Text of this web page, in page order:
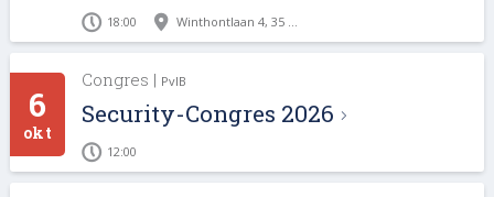
2017-04/070616-presentatie-renato-kuiper.pdf
18:00 Winthontlaan 4, 35 ...
6
okt
Congres | PvIB
Security-Congres 2026
12:00